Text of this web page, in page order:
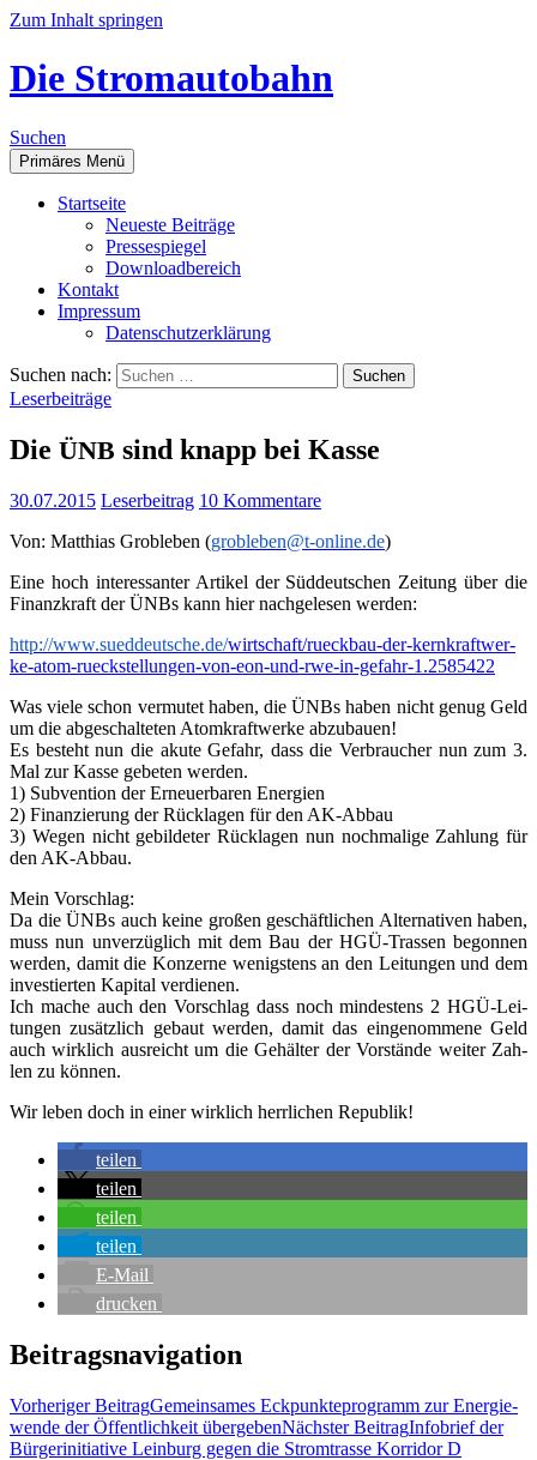
Zum Inhalt springen
Die Stromautobahn
Suchen
Primäres Menü
Start­sei­te
Neu­es­te Beiträge
Pres­se­spie­gel
Down­load­be­reich
Kon­takt
Impres­sum
Daten­schutz­er­klä­rung
Suchen nach:
Leserbeiträge
Die ÜNB sind knapp bei Kasse
30.07.2015 Leserbeitrag 10 Kommentare
Von: Mat­thi­as Groble­ben (grobleben@t‑online.de)
Eine hoch inter­es­san­ter Arti­kel der Süd­deut­schen Zei­tung über die
Finanz­kraft der ÜNBs kann hier nach­ge­le­sen werden:
http://www.sueddeutsche.de/wirt­schaf­t/rueck­bau-der-kern­kraft­wer­
ke-atom-rueck­stel­lun­gen-von-eon-und-rwe-in-gefahr‑1.2585422
Was vie­le schon ver­mu­tet haben, die ÜNBs haben nicht genug Geld
um die abge­schal­te­ten Atom­kraft­wer­ke abzu­bau­en!
Es besteht nun die aku­te Gefahr, dass die Ver­brau­cher nun zum 3.
Mal zur Kas­se gebe­ten wer­den.
1) Sub­ven­ti­on der Erneu­er­ba­ren Ener­gien
2) Finan­zie­rung der Rück­la­gen für den AK-Abbau
3) Wegen nicht gebil­de­ter Rück­la­gen nun noch­ma­li­ge Zah­lung für
den AK-Abbau.
Mein Vor­schlag:
Da die ÜNBs auch kei­ne gro­ßen geschäft­li­chen Alter­na­ti­ven haben,
muss nun unver­züg­lich mit dem Bau der HGÜ-Tras­sen begon­nen
wer­den, damit die Kon­zer­ne wenigs­tens an den Lei­tun­gen und dem
inves­tier­ten Kapi­tal ver­die­nen.
Ich mache auch den Vor­schlag dass noch min­des­tens 2 HGÜ-Lei­
tun­gen zusätz­lich gebaut wer­den, damit das ein­ge­nom­me­ne Geld
auch wirk­lich aus­reicht um die Gehäl­ter der Vor­stän­de wei­ter Zah­
len zu können.
Wir leben doch in einer wirk­lich herr­li­chen Republik!
tei­len
tei­len
tei­len
tei­len
E‑Mail
dru­cken
Beitragsnavigation
Vorheriger BeitragGemein­sa­mes Eck­punk­te­pro­gramm zur Ener­gie­
wen­de der Öffent­lich­keit übergebenNächster BeitragInfo­brief der
Bür­ger­initia­ti­ve Lein­burg gegen die Strom­tras­se Kor­ri­dor D